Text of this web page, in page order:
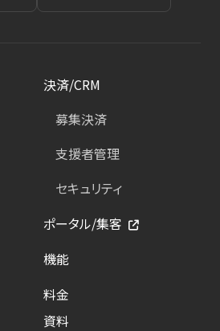
決済/CRM
募集決済
支援者管理
セキュリティ
ポータル/集客
機能
料金
資料